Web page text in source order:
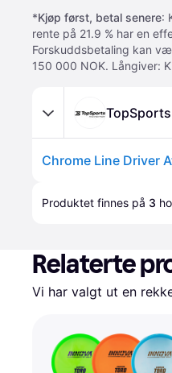
*Kjøp først, betal senere:
rente på 21.9 % har en
Forskuddsbetaling kan
150 000 NOK. Långiver:
TopSports
Chrome Line Driver
Produktet finnes på 3
Relaterte
Vi har valgt ut en